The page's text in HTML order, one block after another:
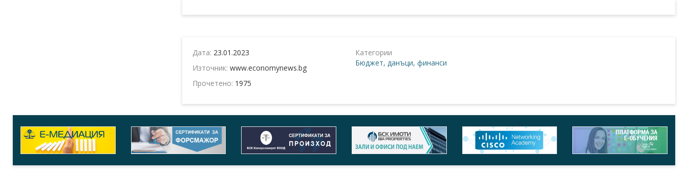
Дата: 23.01.2023
Източник: www.economynews.bg
Прочетено: 1975
Категории
Бюджет, данъци, финанси